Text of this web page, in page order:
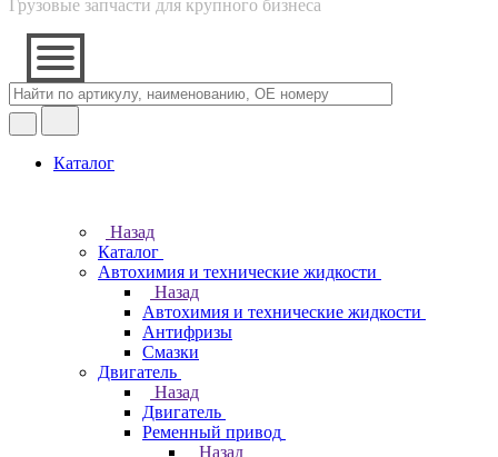
Грузовые запчасти для крупного бизнеса
Каталог
Назад
Каталог
Автохимия и технические жидкости
Назад
Автохимия и технические жидкости
Антифризы
Смазки
Двигатель
Назад
Двигатель
Ременный привод
Назад